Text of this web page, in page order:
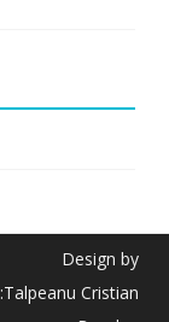
Design by
:Talpeanu Cristian